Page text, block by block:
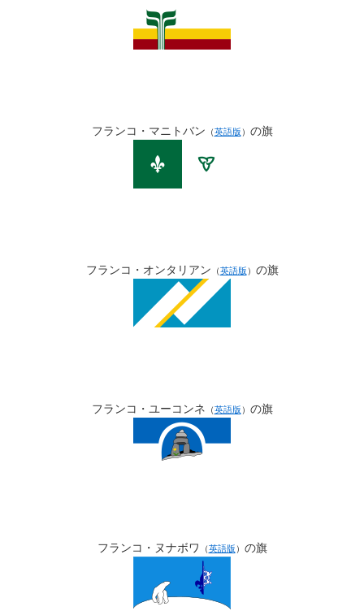
フランコ・マニトバン （英語版 ） の旗
フランコ・オンタリアン （英語版 ） の旗
フランコ・ユーコンネ （英語版 ） の旗
フランコ・ヌナボワ （英語版 ） の旗